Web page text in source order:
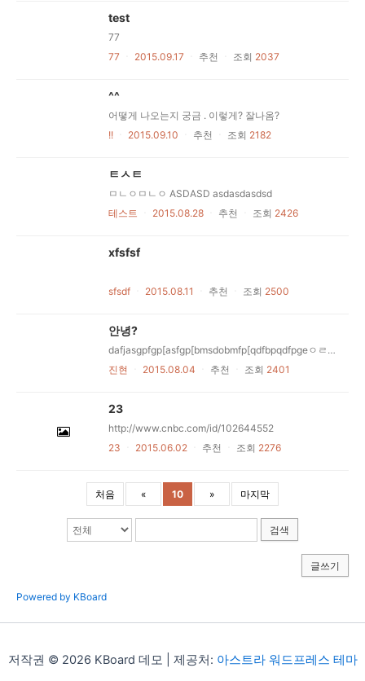
test
77
77
2015.09.17 추천 조회 2037
^^
어떻게 나오는지 궁금 . 이렇게? 잘나옴?
!!
2015.09.10 추천 조회 2182
ㅌㅅㅌ
ㅁㄴㅇㅁㄴㅇ ASDASD asdasdasdsd
테스트
2015.08.28 추천 조회 2426
xfsfsf
sfsdf 2015.08.11 추천 조회 2500
안녕?
dafjasgpfgp[asfgp[bmsdobmfp[qdfbpqdfpgeㅇㄹ헤ㅓㅠㅓㅁㅇ래ㅠㅝㅐㅔㅠㅐㅔ우ㅠㅐㅓㅔㄴ우ㅠㅜㄴ애ㅔㅠㅜㅁㅇ륨ㅇㄹ휴dafjasgpfgp[asfgp[bmsdobmfp[qdfbpqdfpgeㅇㄹ헤ㅓㅠㅓㅁㅇ래ㅠㅝㅐㅔㅠㅐㅔ우ㅠㅐㅓㅔㄴ우ㅠㅜㄴ애ㅔㅠㅜㅁㅇ륨ㅇㄹ휴dafjasgpfgp[asfgp[bmsdobmfp[qdfbpqdfpgeㅇㄹ헤ㅓㅠㅓㅁㅇ래ㅠㅝㅐㅔㅠㅐㅔ우ㅠㅐㅓㅔㄴ우ㅠㅜㄴ애ㅔㅠㅜㅁㅇ륨ㅇㄹ휴dafjasgpfgp[asfgp[bmsdobmfp[qdfbpqdfpgeㅇㄹ헤ㅓㅠㅓㅁㅇ래ㅠㅝㅐㅔㅠㅐㅔ우ㅠㅐㅓㅔㄴ우ㅠㅜㄴ애ㅔㅠㅜㅁㅇ륨ㅇㄹ휴dafjasgpfgp[asfgp[bmsdobmfp[qdfbpqdfpgeㅇㄹ헤ㅓㅠㅓㅁㅇ래ㅠㅝㅐㅔㅠㅐㅔ우ㅠㅐㅓㅔㄴ우ㅠㅜㄴ애ㅔㅠㅜㅁㅇ륨ㅇㄹ휴dafjasgpfgp[asfgp[bmsdobmfp[qdfbpqdfpgeㅇㄹ헤ㅓㅠㅓㅁㅇ래ㅠㅝㅐㅔㅠㅐㅔ우ㅠㅐㅓㅔㄴ우ㅠㅜㄴ애ㅔㅠㅜㅁㅇ륨ㅇㄹ휴dafjasgpfgp[asfgp[bmsdobmfp[qdfbpqdfpgeㅇㄹ헤ㅓㅠㅓㅁㅇ래ㅠㅝㅐㅔㅠㅐㅔ우ㅠㅐㅓㅔㄴ우ㅠㅜㄴ애ㅔㅠㅜㅁㅇ륨ㅇㄹ휴dafjasgpfgp[asfgp[bmsdobmfp[qdfbpqdfpgeㅇㄹ헤ㅓㅠㅓㅁㅇ래ㅠㅝㅐㅔㅠㅐㅔ우ㅠㅐㅓㅔㄴ우ㅠㅜㄴ애ㅔㅠㅜㅁㅇ륨ㅇㄹ휴dafjasgpfgp[asfgp[bmsdobmfp[qdfbpqdfpgeㅇㄹ헤ㅓㅠㅓㅁㅇ래ㅠㅝㅐㅔㅠㅐㅔ우ㅠㅐㅓㅔㄴ우ㅠㅜㄴ애ㅔㅠㅜㅁㅇ륨ㅇㄹ휴dafjasgpfgp[asfgp[bmsdobmfp[qdfbpqdfpgeㅇㄹ헤ㅓㅠㅓㅁㅇ래ㅠㅝㅐㅔㅠㅐㅔ우ㅠㅐㅓㅔㄴ우ㅠㅜㄴ애ㅔㅠㅜㅁㅇ륨ㅇㄹ휴
진현
2015.08.04 추천 조회 2401
23
http://www.cnbc.com/id/102644552
23
2015.06.02 추천 조회 2276
처음 « 10 » 마지막
검색
글쓰기
Powered by KBoard
저작권 © 2026 KBoard 데모 | 제공처: 아스트라 워드프레스 테마